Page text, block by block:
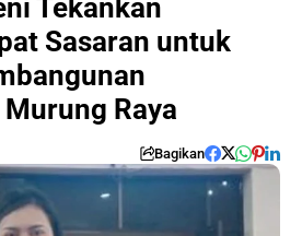
Tekankan
Sasaran untuk
Raya
Bagikan